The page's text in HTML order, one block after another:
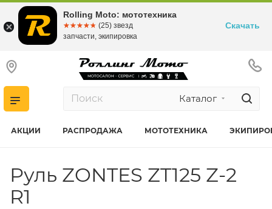
Каталог
АКЦИИ РАСПРОДАЖА МОТОТЕХНИКА
Руль ZONTES ZT125 Z-2
R1
Rolling Moto: мототехника
☆☆☆☆☆
★★★★★ (25) звезд
запчасти, экипировка
Скачать